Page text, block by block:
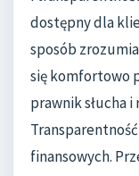
dostępny dla
sposób
się komfortowo
prawnik słucha i
finansowych.